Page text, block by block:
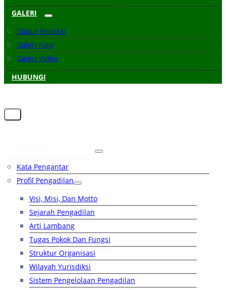
GALERI
Dapur Redaksi
Galeri Foto
Galeri Video
HUBUNGI
Kata Pengantar
Profil Pengadilan
Visi, Misi, Dan Motto
Sejarah Pengadilan
Arti Lambang
Tugas Pokok Dan Fungsi
Struktur Organisasi
Wilayah Yurisdiksi
Sistem Pengelolaan Pengadilan